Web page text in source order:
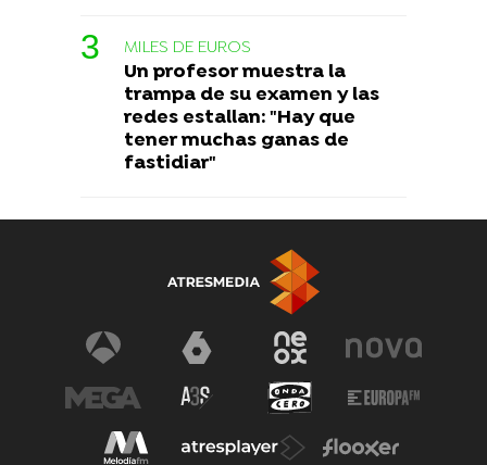
MILES DE EUROS
Un profesor muestra la
trampa de su examen y las
redes estallan: "Hay que
tener muchas ganas de
fastidiar"